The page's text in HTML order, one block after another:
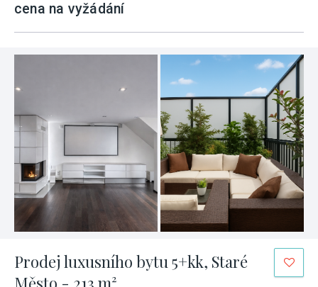
cena na vyžádání
Prodej luxusního bytu 5+kk, Staré
Město - 213 m²